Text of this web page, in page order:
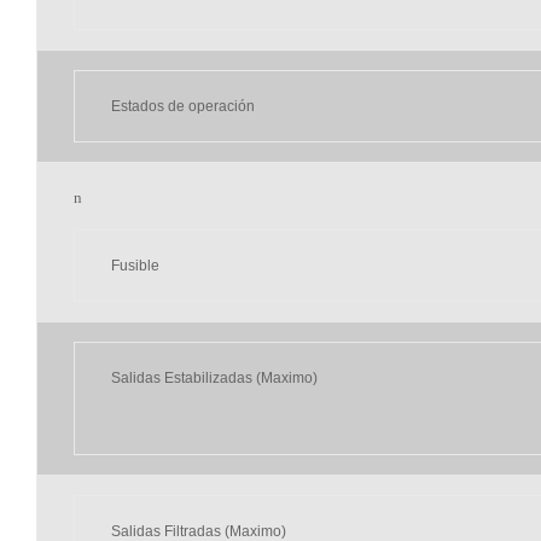
Estados de operación
n
Fusible
Salidas Estabilizadas (Maximo)
Salidas Filtradas (Maximo)